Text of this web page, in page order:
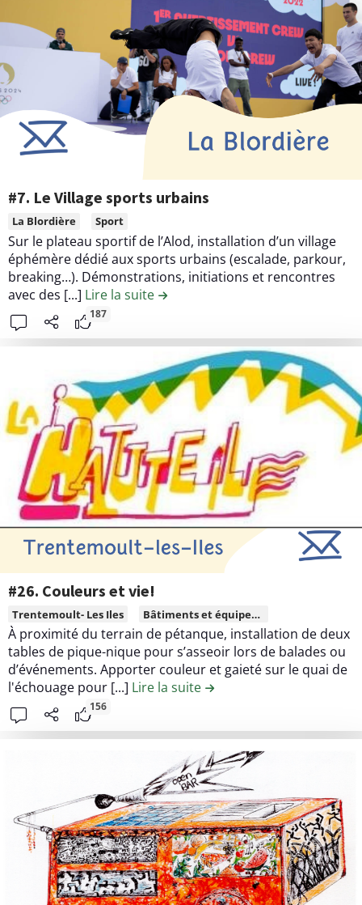
#
0
.
P
a
n
i
n
u
d
e
o
t
r
i
b
t
#
1
2
l
a
u
p
o
u
r
l
e
#7. Le Village sports urbains
L
i
r
e
l
e
c
e
n
a
n
r
i
b
u
t
i
La Blordière Sport
Sur le plateau sportif de l’Alod, installation d’un village
éphémère dédié aux sports urbains (escalade, parkour,
breaking…). Démonstrations, initiations et rencontres
avec des [...] Lire la suite de la contribution #7. Le Village
187
#26. Couleurs et vie!
L
i
r
e
l
e
c
n
Trentemoult- Les Iles Bâtiments et équipement publics
À proximité du terrain de pétanque, installation de deux
tables de pique-nique pour s’asseoir lors de balades ou
d’événements. Apporter couleur et gaieté sur le quai de
l'échouage pour [...] Lire la suite de la contribution #26.
156